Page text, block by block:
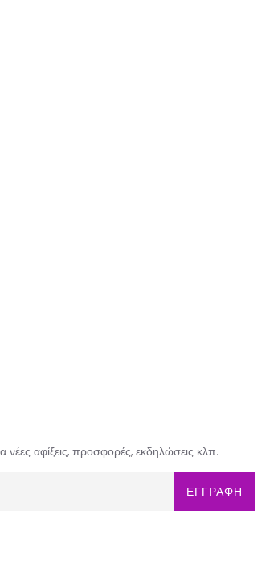
νέες αφίξεις, προσφορές, εκδηλώσεις κλπ.
ΕΓΓΡΑΦΗ